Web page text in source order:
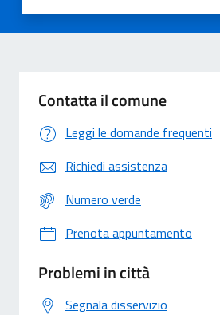
Valuta 5 stelle su 5
Valuta 4 stelle su 5
Valuta 3 stelle su 5
Valuta 2 stelle su 5
Valuta 1 stelle su 5
Contatta il comune
Leggi le domande frequenti
Richiedi assistenza
Numero verde
Prenota appuntamento
Problemi in città
Segnala disservizio